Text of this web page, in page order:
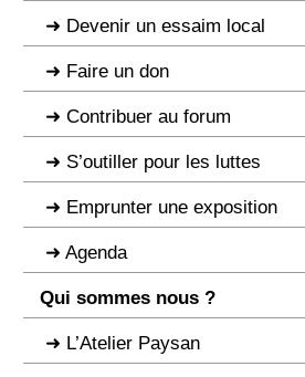
Devenir un essaim local
Faire un don
Contribuer au forum
S’outiller pour les luttes
Emprunter une exposition
Agenda
Qui sommes nous ?
L’Atelier Paysan